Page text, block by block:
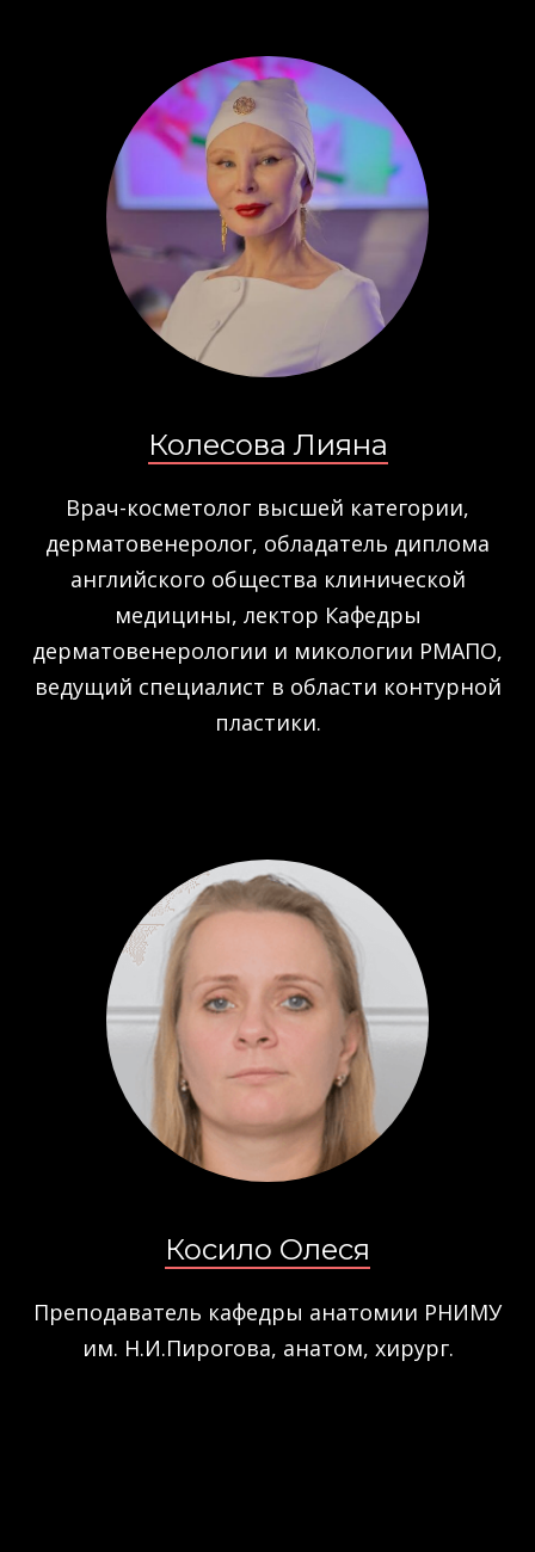
Колесова Лияна
Врач-косметолог высшей категории,
дерматовенеролог, обладатель диплома
английского общества клинической
медицины, лектор Кафедры
дерматовенерологии и микологии РМАПО,
ведущий специалист в области контурной
пластики.
Косило Олеся
Преподаватель кафедры анатомии РНИМУ
им. Н.И.Пирогова, анатом, хирург.